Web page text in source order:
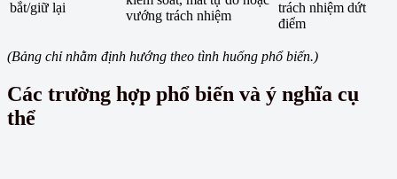
bắt/giữ lại
vướng trách nhiệm
trách nhiệm dứt
điểm
(Bảng chỉ nhằm định hướng theo tình huống phổ biến.)
Các trường hợp phổ biến và ý nghĩa cụ
thể